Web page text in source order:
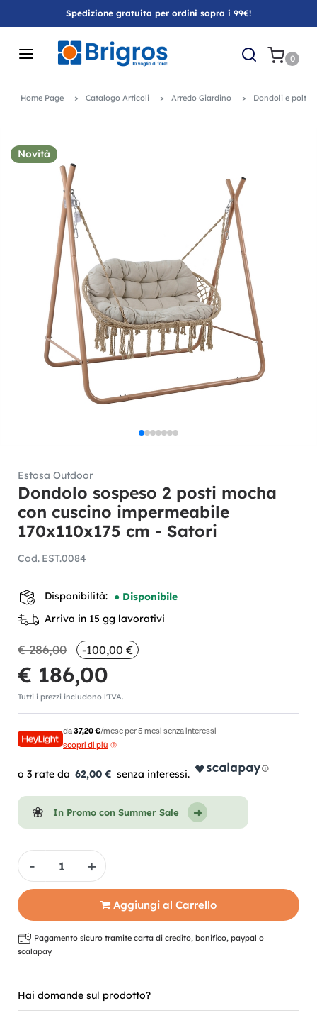
Spedizione gratuita per ordini sopra i 99€!
0
Home Page Catalogo Articoli Arredo Giardino Dondoli e
Novità
Estosa Outdoor
Dondolo sospeso 2 posti mocha
con cuscino impermeabile
170x110x175 cm - Satori
Cod. EST.0084
Disponibilità: ● Disponibile
Arriva in 15 gg lavorativi
€ 286,00 -100,00 €
€ 186,00
Tutti i prezzi includono l'IVA.
da37,20 €/mese per 5 mesi senza interessi
scopri di più
62,00 €
In Promo con Summer Sale
Quantità
Aggiungi al Carrello
Pagamento sicuro tramite carta di credito, bonifico, paypal o
scalapay
Hai domande sul prodotto?